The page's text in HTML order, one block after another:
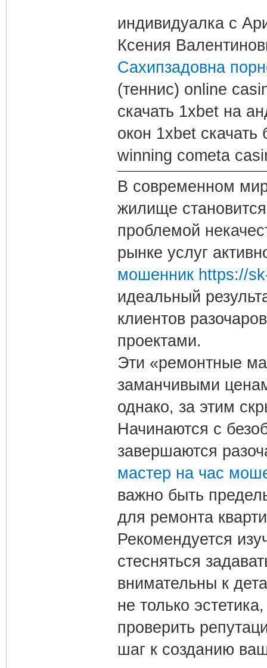
индивидуалка с
Ксения
Сахипзадовна
(теннис) online
скачать 1xbet на
окон 1xbet
winning cometa
В современном
жилище
проблемой
рынке услуг
мошенник https://
идеальный
клиентов
проектами.
Эти «ремонтные
заманчивыми
однако, за этим
Начинаются с
завершаются
мастер на час
важно быть
для ремонта
Рекомендуется
стесняться
внимательны к
не только
проверить
шаг к созданию